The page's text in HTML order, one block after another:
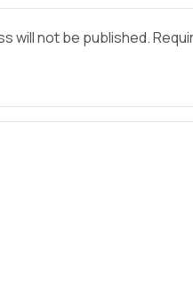
will not be published.